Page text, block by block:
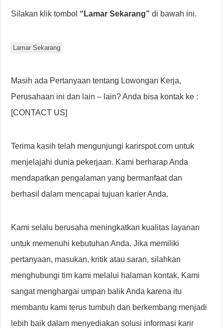
Silakan klik tombol “Lamar Sekarang” di bawah ini.
Lamar Sekarang
Masih ada Pertanyaan tentang Lowongan Kerja,
Perusahaan ini dan lain – lain? Anda bisa kontak ke :
[CONTACT US]
Terima kasih telah mengunjungi karirspot.com untuk
menjelajahi dunia pekerjaan. Kami berharap Anda
mendapatkan pengalaman yang bermanfaat dan
berhasil dalam mencapai tujuan karier Anda.
Kami selalu berusaha meningkatkan kualitas layanan
untuk memenuhi kebutuhan Anda. Jika memiliki
pertanyaan, masukan, kritik atau saran, silahkan
menghubungi tim kami melalui halaman kontak. Kami
sangat menghargai umpan balik Anda karena itu
membantu kami terus tumbuh dan berkembang menjadi
lebih baik dalam menyediakan solusi informasi karir